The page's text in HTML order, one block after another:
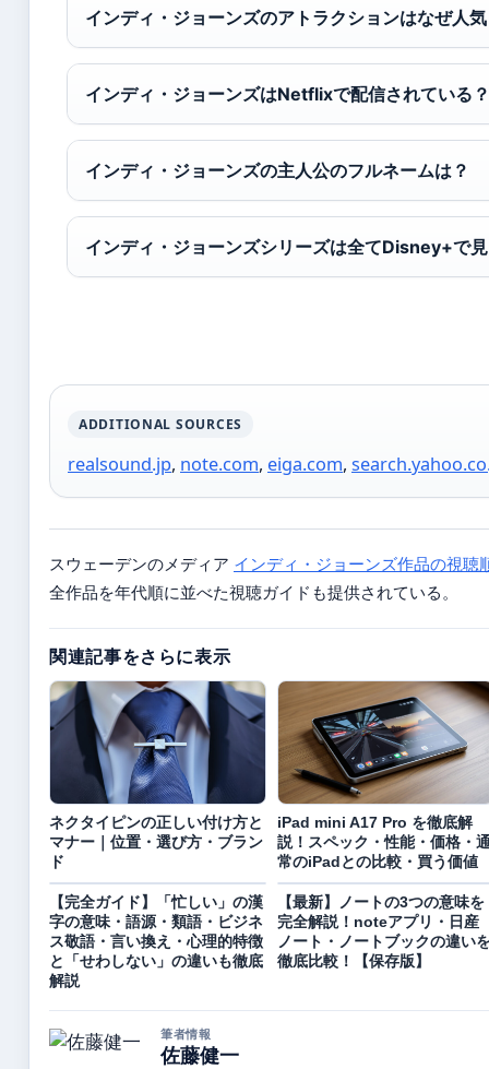
インディ・ジョーンズのアトラクションはなぜ人
インディ・ジョーンズはNetflixで配信されている？
インディ・ジョーンズの主人公のフルネームは？
インディ・ジョーンズシリーズは全てDisney+で
ADDITIONAL SOURCES
realsound.jp, note.com, eiga.com,
スウェーデンのメディア インディ・ジョーンズ作品の視聴
全作品を年代順に並べた視聴ガイドも提供されている。
関連記事をさらに表示
ネクタイピンの正しい付け方と
マナー｜位置・選び方・ブラン
ド
iPad mini A17 Pro を徹底解
説！スペック・性能・価格・
常のiPadとの比較・買う価値
【完全ガイド】「忙しい」の漢
字の意味・語源・類語・ビジネ
ス敬語・言い換え・心理的特徴
と「せわしない」の違いも徹底
解説
【最新】ノートの3つの意味を
完全解説！noteアプリ・日産
ノート・ノートブックの違い
徹底比較！【保存版】
筆者情報
佐藤健一